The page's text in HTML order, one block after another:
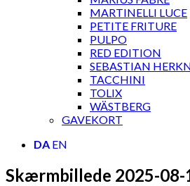
MARTINELLI LUCE
PETITE FRITURE
PULPO
RED EDITION
SEBASTIAN
TACCHINI
TOLIX
WÄSTBERG
GAVEKORT
DA EN
Skærmbillede 2025-08-